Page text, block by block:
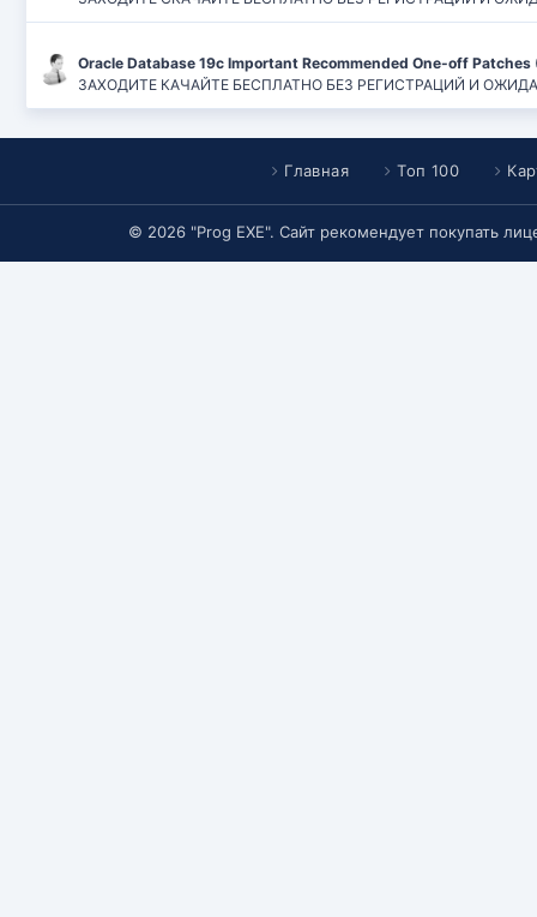
Oracle Database 19c Important Recommended One-off Patches
ЗАХОДИТЕ КАЧАЙТЕ БЕСПЛАТНО БЕЗ РЕГИСТРАЦИЙ И
Главная Топ 100
© 2026 "Prog EXE". Сайт рекомендует покупать